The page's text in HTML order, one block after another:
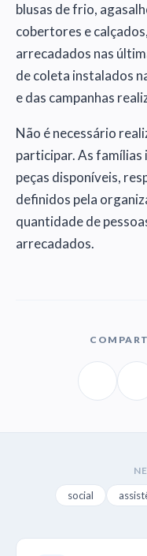
blusas de frio,
cobertores e
arrecadados nas
de coleta instalados
e das campanhas
Não é necessário
participar. As
peças disponíveis,
definidos pela
quantidade de
arrecadados.
social